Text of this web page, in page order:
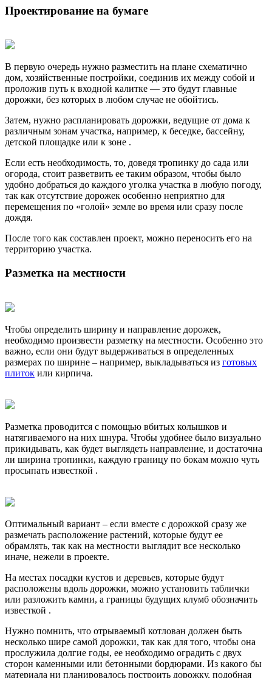
Проектирование на бумаге
В первую очередь нужно разместить на плане схематично
дом, хозяйственные постройки, соединив их между собой и
проложив путь к входной калитке — это будут главные
дорожки, без которых в любом случае не обойтись.
Затем, нужно распланировать дорожки, ведущие от дома к
различным зонам участка, например, к беседке, бассейну,
детской площадке или к зоне .
Если есть необходимость, то, доведя тропинку до сада или
огорода, стоит разветвить ее таким образом, чтобы было
удобно добраться до каждого уголка участка в любую погоду,
так как отсутствие дорожек особенно неприятно для
перемещения по «голой» земле во время или сразу после
дождя.
После того как составлен проект, можно переносить его на
территорию участка.
Разметка на местности
Чтобы определить ширину и направление дорожек,
необходимо произвести разметку на местности. Особенно это
важно, если они будут выдерживаться в определенных
размерах по ширине – например, выкладываться из готовых
плиток или кирпича.
Разметка проводится с помощью вбитых колышков и
натягиваемого на них шнура. Чтобы удобнее было визуально
прикидывать, как будет выглядеть направление, и достаточна
ли ширина тропинки, каждую границу по бокам можно чуть
просыпать известкой .
Оптимальный вариант – если вместе с дорожкой сразу же
размечать расположение растений, которые будут ее
обрамлять, так как на местности выглядит все несколько
иначе, нежели в проекте.
На местах посадки кустов и деревьев, которые будут
расположены вдоль дорожки, можно установить таблички
или разложить камни, а границы будущих клумб обозначить
известкой .
Нужно помнить, что отрываемый котлован должен быть
несколько шире самой дорожки, так как для того, чтобы она
прослужила долгие годы, ее необходимо оградить с двух
сторон каменными или бетонными бордюрами. Из какого бы
материала ни планировалось построить дорожку, подобная